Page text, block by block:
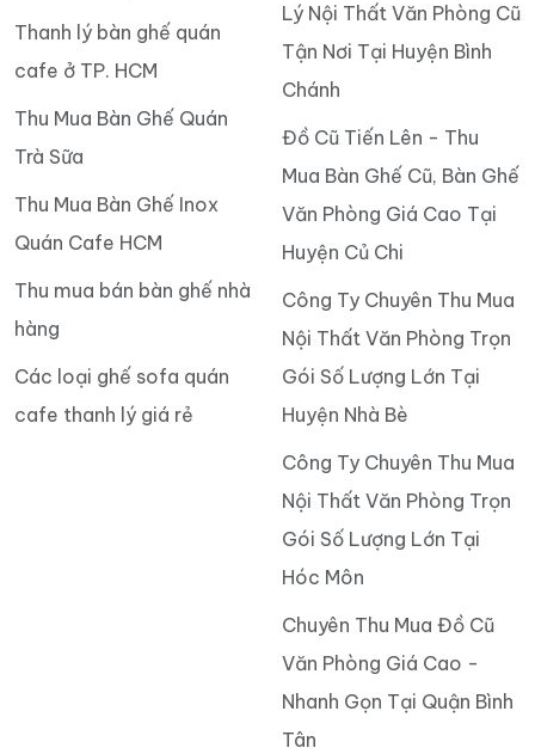
Thanh lý bàn ghế quán
cafe ở TP. HCM
Thu Mua Bàn Ghế Quán
Trà Sữa
Thu Mua Bàn Ghế Inox
Quán Cafe HCM
Thu mua bán bàn ghế nhà
hàng
Các loại ghế sofa quán
cafe thanh lý giá rẻ
Lý Nội Thất Văn Phòng Cũ
Tận Nơi Tại Huyện Bình
Chánh
Đồ Cũ Tiến Lên - Thu
Mua Bàn Ghế Cũ, Bàn Ghế
Văn Phòng Giá Cao Tại
Huyện Củ Chi
Công Ty Chuyên Thu Mua
Nội Thất Văn Phòng Trọn
Gói Số Lượng Lớn Tại
Huyện Nhà Bè
Công Ty Chuyên Thu Mua
Nội Thất Văn Phòng Trọn
Gói Số Lượng Lớn Tại
Hóc Môn
Chuyên Thu Mua Đồ Cũ
Văn Phòng Giá Cao -
Nhanh Gọn Tại Quận Bình
Tân